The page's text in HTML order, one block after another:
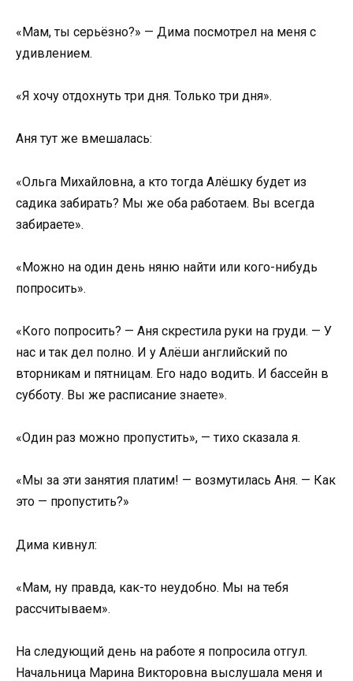
«Мам, ты серьёзно?» — Дима посмотрел на меня с
удивлением.
«Я хочу отдохнуть три дня. Только три дня».
Аня тут же вмешалась:
«Ольга Михайловна, а кто тогда Алёшку будет из
садика забирать? Мы же оба работаем. Вы всегда
забираете».
«Можно на один день няню найти или кого-нибудь
попросить».
«Кого попросить? — Аня скрестила руки на груди. — У
нас и так дел полно. И у Алёши английский по
вторникам и пятницам. Его надо водить. И бассейн в
субботу. Вы же расписание знаете».
«Один раз можно пропустить», — тихо сказала я.
«Мы за эти занятия платим! — возмутилась Аня. — Как
это — пропустить?»
Дима кивнул:
«Мам, ну правда, как-то неудобно. Мы на тебя
рассчитываем».
На следующий день на работе я попросила отгул.
Начальница Марина Викторовна выслушала меня и